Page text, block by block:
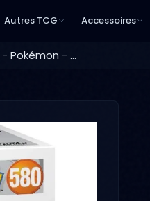
Autres TCG Accessoires
Funko Pop! - Pokémon - Goupix